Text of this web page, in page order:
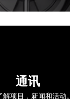
通讯
解项目，新闻和活动。